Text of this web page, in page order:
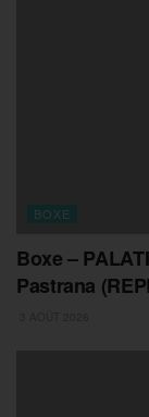
BOXE
Boxe –
Pastrana